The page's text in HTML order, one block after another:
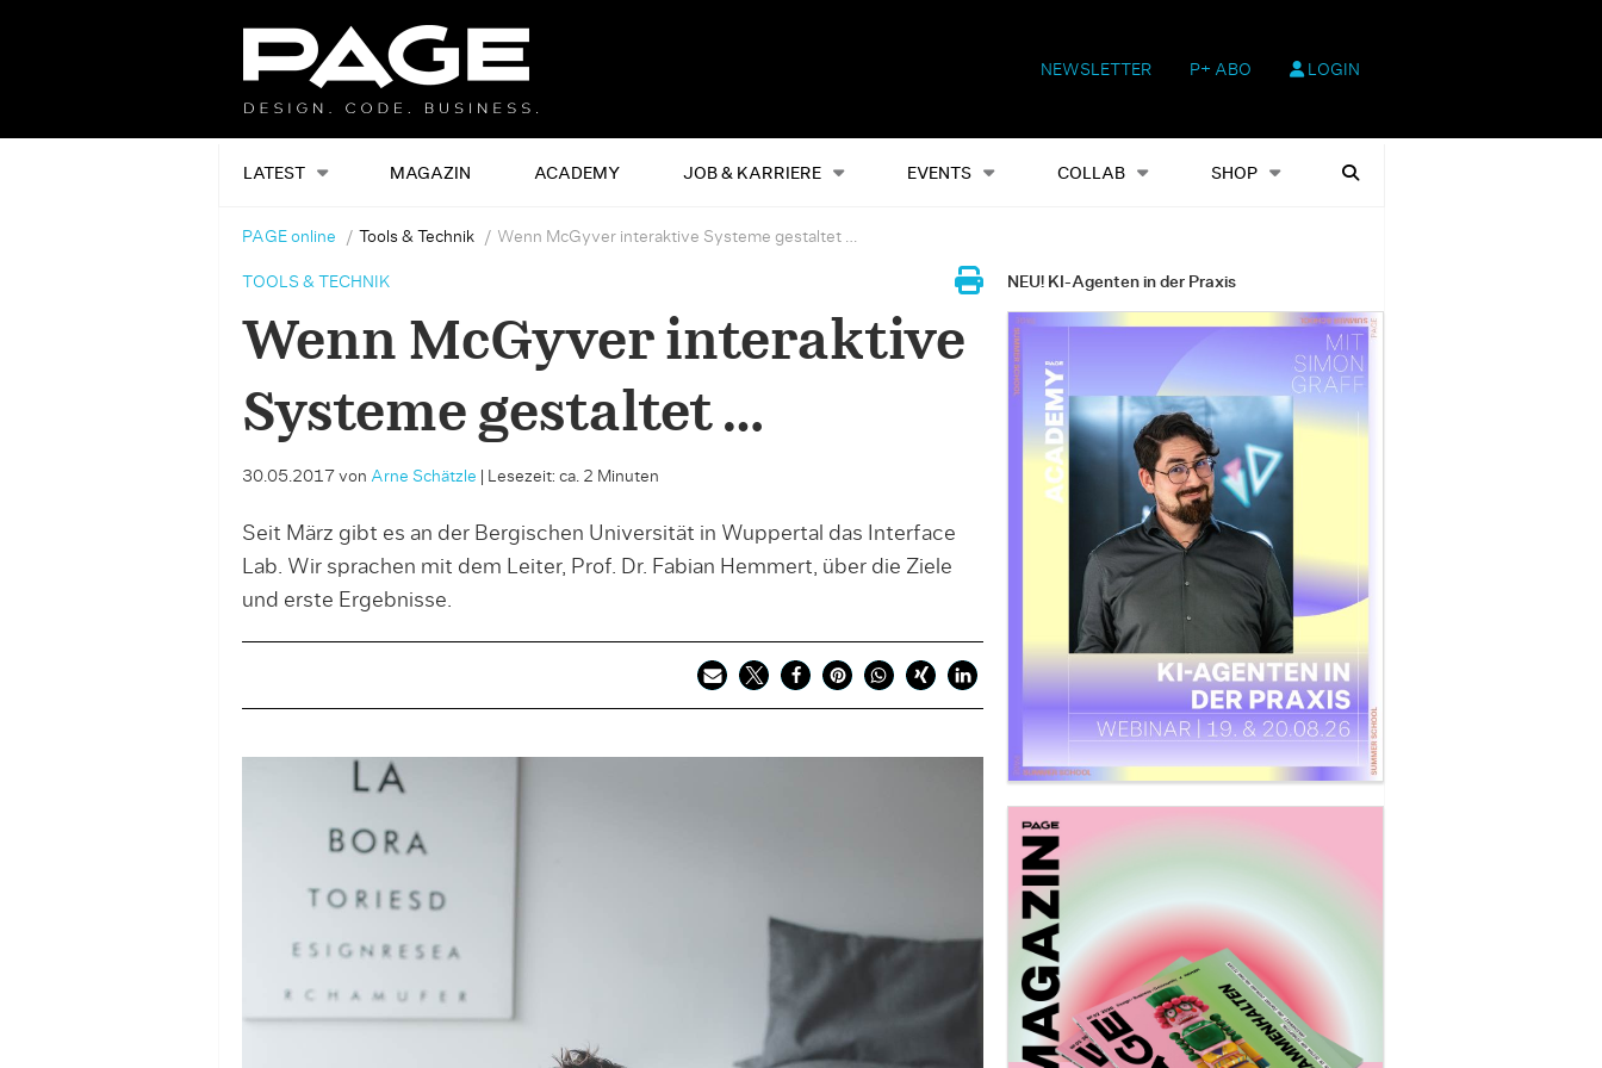
NEWSLETTER P+ ABO LOGIN
LATEST MAGAZIN ACADEMY JOB & KARRIERE EVENTS COLLAB SHOP
Alles Events Shop Heftausgaben Suchen
PAGE online Tools & Technik Wenn McGyver interaktive Systeme gestaltet …
TOOLS & TECHNIK
Wenn McGyver interaktive
Systeme gestaltet …
30.05.2017 von Arne Schätzle Lesezeit: ca. 2 Minuten
Seit März gibt es an der Bergischen Universität in Wuppertal das Interface
Lab. Wir sprachen mit dem Leiter, Prof. Dr. Fabian Hemmert, über die Ziele
und erste Ergebnisse.
NEU! KI-Agenten in der Praxis